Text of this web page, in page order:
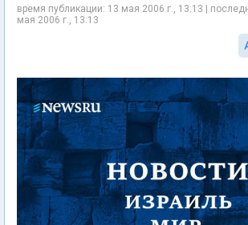
время публикации: 13 мая 2006 г., 13:13 |
мая 2006 г., 13:13